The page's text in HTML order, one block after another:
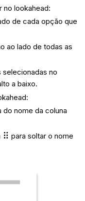
no lookahead:
de cada opção que
ao lado de todas as
selecionadas no
a baixo.
do nome da coluna
para soltar o nome